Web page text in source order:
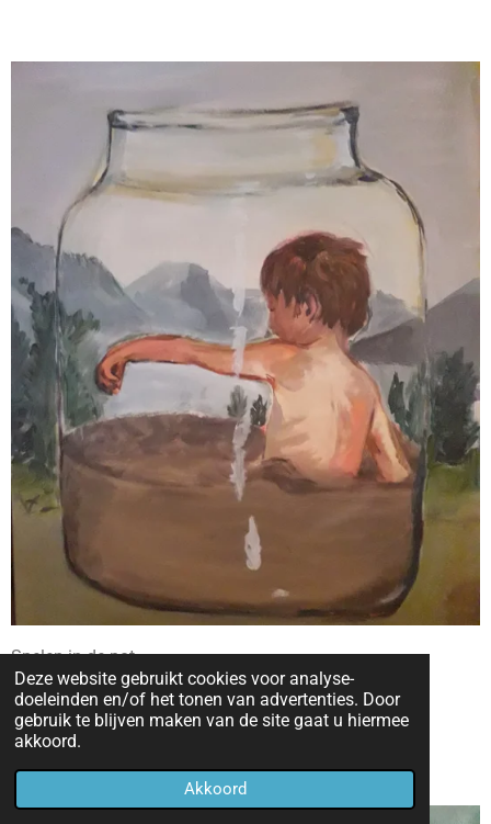
Deze website gebruikt cookies voor analyse-
doeleinden en/of het tonen van advertenties. Door
gebruik te blijven maken van de site gaat u hiermee
akkoord.
Akkoord
Spelen in de pot
90 x 70 cm